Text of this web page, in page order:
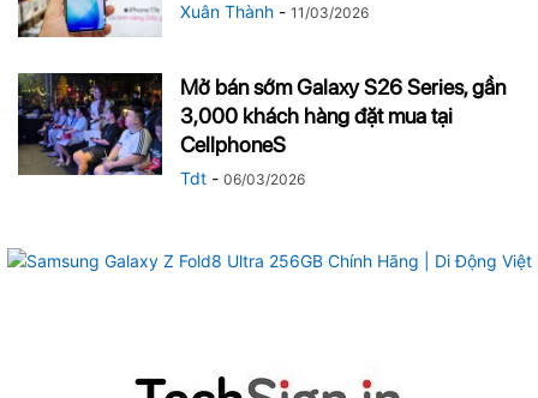
Xuân Thành - 11/03/2026
Mở bán sớm Galaxy S26 Series, gần
3,000 khách hàng đặt mua tại
CellphoneS
Tdt - 06/03/2026